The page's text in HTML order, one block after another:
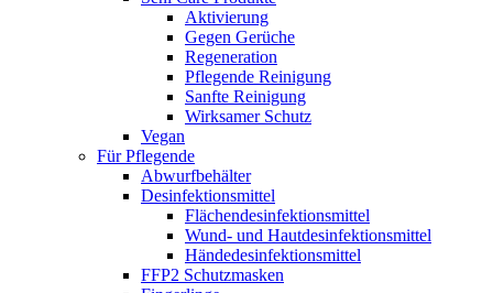
Aktivierung
Gegen Gerüche
Regeneration
Pflegende Reinigung
Sanfte Reinigung
Wirksamer Schutz
Vegan
Für Pflegende
Abwurfbehälter
Desinfektionsmittel
Flächendesinfektionsmittel
Wund- und Hautdesinfektionsmittel
Händedesinfektionsmittel
FFP2 Schutzmasken